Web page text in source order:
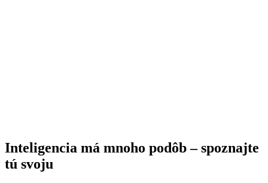
Inteligencia má mnoho podôb – spoznajte
tú svoju